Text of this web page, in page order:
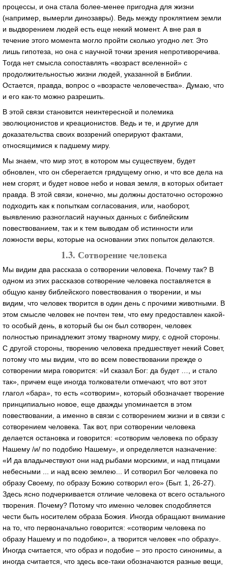
процессы, и она стала более-менее пригодна для жизни
(например, вымерли динозавры). Ведь между проклятием земли
и выдворением людей есть еще некий момент. А вне рая в
течение этого момента могло пройти сколько угодно лет. Это
лишь гипотеза, но она с научной точки зрения непротиворечива.
Тогда нет смысла сопоставлять «возраст вселенной» с
продолжительностью жизни людей, указанной в Библии.
Остается, правда, вопрос о «возрасте человечества». Думаю, что
и его как-то можно разрешить.
В этой связи становится неинтересной и полемика
эволюционистов и креационистов. Ведь и те, и другие для
доказательства своих воззрений оперируют фактами,
относящимися к падшему миру.
Мы знаем, что мир этот, в котором мы существуем, будет
обновлен, что он сберегается грядущему огню, и что все дела на
нем сгорят, и будет новое небо и новая земля, в которых обитает
правда. В этой связи, конечно, мы должны достаточно осторожно
подходить как к попыткам согласования, или, наоборот,
выявлению разногласий научных данных с библейским
повествованием, так и к тем выводам об истинности или
ложности веры, которые на основании этих попыток делаются.
1.3. Сотворение человека
Мы видим два рассказа о сотворении человека. Почему так? В
одном из этих рассказов сотворение человека поставляется в
общую канву библейского повествования о творении, и мы
видим, что человек творится в один день с прочими животными. В
этом смысле человек не почтен тем, что ему предоставлен какой-
то особый день, в который бы он был сотворен, человек
полностью принадлежит этому тварному миру, с одной стороны.
С другой стороны, творению человека предшествует некий Совет,
потому что мы видим, что во всем повествовании прежде о
сотворении мира говорится: «И сказал Бог: да будет …, и стало
так», причем еще иногда толкователи отмечают, что вот этот
глагол «бара», то есть «сотворим», который обозначает творение
принципиально новое, еще дважды упоминается в этом
повествовании, а именно в связи с сотворением жизни и в связи с
сотворением человека. Так вот, при сотворении человека
делается остановка и говорится: «сотворим человека по образу
Нашему /и/ по подобию Нашему», и определяется назначение:
«И да владычествуют они над рыбами морскими, и над птицами
небесными ... и над всею землею... И сотворил Бог человека по
образу Своему, по образу Божию сотворил его» (Быт. 1, 26-27).
Здесь ясно подчеркивается отличие человека от всего остального
творения. Почему? Потому что именно человек сподобляется
чести быть носителем образа Божия. Иногда обращают внимание
на то, что первоначально говорится: «сотворим человека по
образу Нашему и по подобию», а творится человек «по образу».
Иногда считается, что образ и подобие – это просто синонимы, а
иногда считается, что здесь все-таки обозначаются разные вещи,